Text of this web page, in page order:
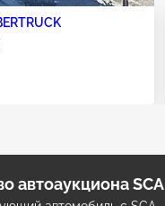
автоаукциона SCA